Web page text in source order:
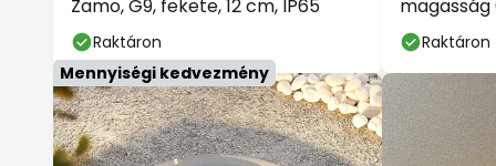
Zamo, G9, fekete, 12 cm, IP65
Raktáron Raktáron
Mennyiségi kedvezmény